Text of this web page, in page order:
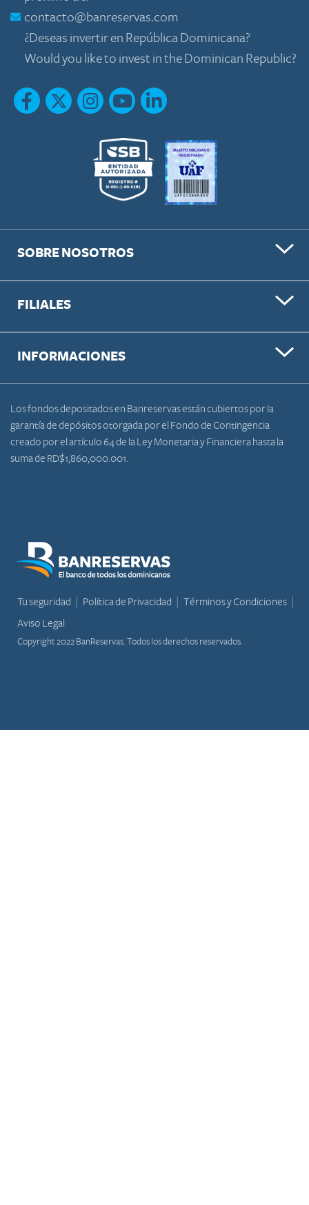
contacto@banreservas.com
¿Deseas invertir en República Dominicana?
Would you like to invest in the Dominican Republic?
SOBRE NOSOTROS
FILIALES
INFORMACIONES
Los fondos depositados en Banreservas están cubiertos por la
garantía de depósitos otorgada por el Fondo de Contingencia
creado por el artículo 64 de la Ley Monetaria y Financiera hasta la
suma de RD$1,860,000.001.
Tu seguridad Política de Privacidad
Términos y Condiciones
Aviso Legal
Copyright 2022 BanReservas. Todos los derechos reservados.